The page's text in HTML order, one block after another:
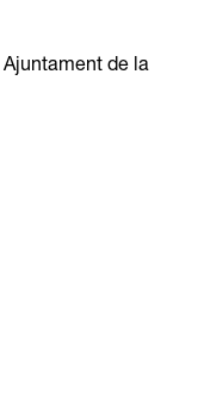
Ajuntament de la